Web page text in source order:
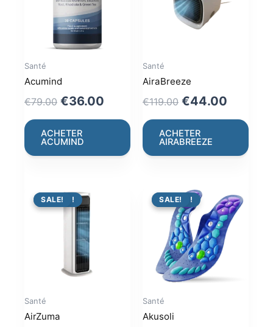
Santé
Acumind
€79.00 Original
price
was:
€79.00.
€36.00 Current
price
€36.00.
ACHETER
ACUMIND
Santé
AiraBreeze
€119.00 Original
price
was:
€119.00.
€44.00
price
ACHETER
AIRABREEZE
PROMO !
SALE!
Santé
AirZuma
PROMO !
SALE!
Santé
Akusoli